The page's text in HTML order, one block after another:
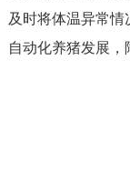
及时将体温异常
自动化养猪发展，